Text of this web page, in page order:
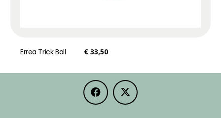
Errea Trick Ball € 33,50